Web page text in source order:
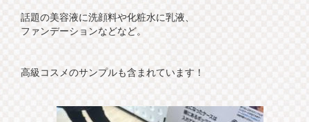
話題の美容液に洗顔料や化粧水に乳液、
ファンデーションなどなど。
高級コスメのサンプルも含まれています！